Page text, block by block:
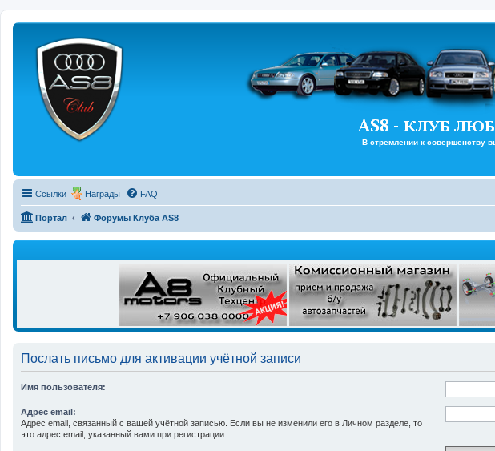
Регистрация
В стремлении к совершенству
Ссылки Награды FAQ
Портал Форумы Клуба AS8
Послать письмо для активации учётной записи
Имя пользователя:
Адрес email:
Адрес email, связанный с вашей учётной записью. Если вы не изменили его в Личном разделе, то
это адрес email, указанный вами при регистрации.